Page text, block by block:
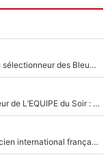
«Plus grand, je ferai chauffeur-livreur» : Nouveau sélectionneur des Bleus, Zinédine Zidane s’était imaginé un avenir très différent lorsqu'il était enfant
Johan Micoud en conflit avec un autre chroniqueur de L’EQUIPE du Soir : «Pendant un moment, je ne les ai pas remis ensemble dans l'émission»
Proche de rejoindre Bruno Genesio à l'OM, un ancien international français va finalement débarquer... sur RMC !